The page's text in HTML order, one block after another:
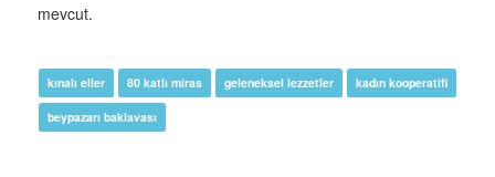
mevcut.
kınalı eller 80 katlı miras geleneksel lezzetler kadın kooperatifi
beypazarı baklavası